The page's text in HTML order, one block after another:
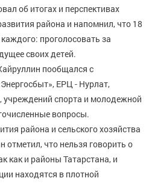
об итогах и перспективах
района и напомнил, что 18
проголосовать за
своих детей.
пообщался с
ЕРЦ - Нурлат,
учреждений спорта и молодежной
вопросы.
района и сельского хозяйства
отметил, что нельзя говорить о
как и районы Татарстана, и
находятся в плотной